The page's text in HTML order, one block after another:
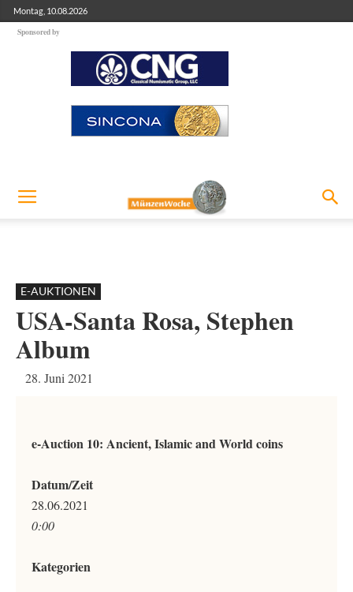
Montag, 10.08.2026
Sponsored by
E-AUKTIONEN
USA-Santa Rosa, Stephen
Album
28. Juni 2021
e-Auction 10: Ancient, Islamic and World coins
Datum/Zeit
28.06.2021
0:00
Kategorien